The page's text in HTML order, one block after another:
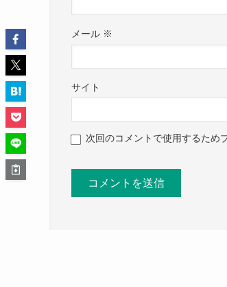
メール ※
サイト
次回のコメントで使用するため